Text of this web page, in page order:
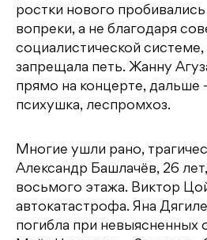
ростки нового
вопреки, а не благодаря
социалистической системе,
запрещала петь. Жанну
прямо на концерте, дальше
психушка, леспромхоз.
Многие ушли рано,
Александр Башлачёв, 26
восьмого этажа. Виктор
автокатастрофа. Яна
погибла при невыясненных